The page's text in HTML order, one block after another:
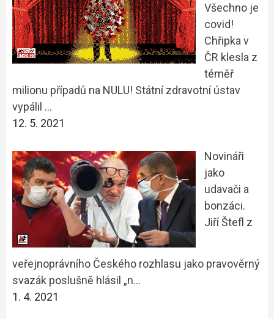
Všechno je
covid!
Chřipka v
ČR klesla z
téměř
milionu případů na NULU! Státní zdravotní ústav
vypálil …
12. 5. 2021
Novináři
jako
udavači a
bonzáci.
Jiří Štefl z
veřejnoprávního Českého rozhlasu jako pravověrný
svazák poslušně hlásil „n…
1. 4. 2021